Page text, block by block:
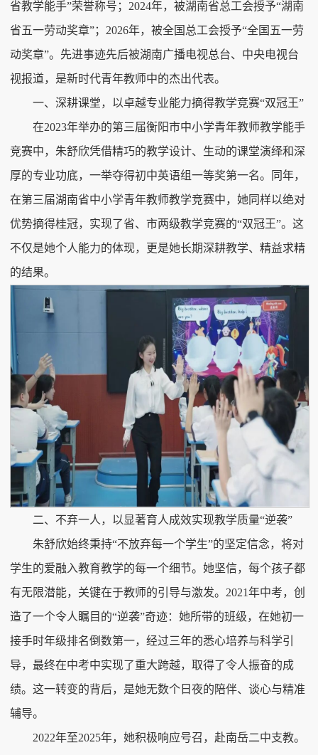
省教学能手”荣誉称号；2024年，被湖南省总工会授予“湖南
省五一劳动奖章”；2026年，被全国总工会授予“全国五一劳
动奖章”。先进事迹先后被湖南广播电视总台、中央电视台
视报道，是新时代青年教师中的杰出代表。
一、深耕课堂，以卓越专业能力摘得教学竞赛“双冠王”
在2023年举办的第三届衡阳市中小学青年教师教学能手
竞赛中，朱舒欣凭借精巧的教学设计、生动的课堂演绎和深
厚的专业功底，一举夺得初中英语组一等奖第一名。同年，
在第三届湖南省中小学青年教师教学竞赛中，她同样以绝对
优势摘得桂冠，实现了省、市两级教学竞赛的“双冠王”。这
不仅是她个人能力的体现，更是她长期深耕教学、精益求精
的结果。
二、不弃一人，以显著育人成效实现教学质量“逆袭”
朱舒欣始终秉持“不放弃每一个学生”的坚定信念，将对
学生的爱融入教育教学的每一个细节。她坚信，每个孩子都
有无限潜能，关键在于教师的引导与激发。2021年中考，创
造了一个令人瞩目的“逆袭”奇迹：她所带的班级，在她初一
接手时年级排名倒数第一，经过三年的悉心培养与科学引
导，最终在中考中实现了重大跨越，取得了令人振奋的成
绩。这一转变的背后，是她无数个日夜的陪伴、谈心与精准
辅导。
2022年至2025年，她积极响应号召，赴南岳二中支教。